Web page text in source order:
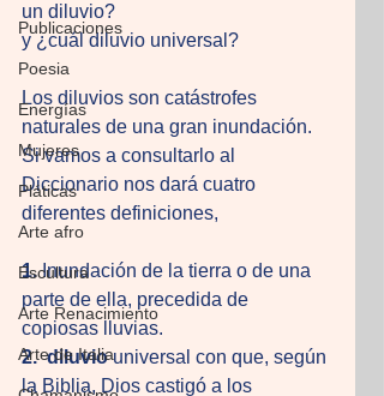
Publicaciones
Poesia
Energías
Mujeres
Pláticas
Arte afro
Escultura
Arte Renacimiento
Arte de Italia
un diluvio?
y ¿cuál diluvio universal?
Los diluvios son catástrofes
naturales de una gran inundación.
Si vamos a consultarlo al
Diccionario nos dará cuatro
diferentes definiciones,
1. Inundación de la tierra o de una
parte de ella, precedida de
copiosas lluvias.
2. diluvio universal con que, según
la Biblia, Dios castigó a los